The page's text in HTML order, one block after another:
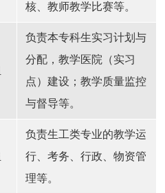
核、教师教学比赛等。
负责本专科生实习计划与
分配，教学医院（实习
点）建设；教学质量监控
与督导等。
负责生工类专业的教学运
行、考务、行政、物资管
理等。